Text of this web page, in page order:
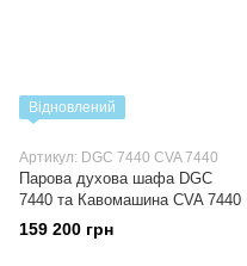
Відновлений
Артикул: DGC 7440 CVA 7440
Парова духова шафа DGC
7440 та Кавомашина CVA 7440
159 200 грн